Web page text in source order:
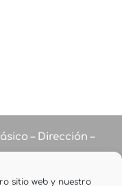
sitio web y nuestro
– Dirección –